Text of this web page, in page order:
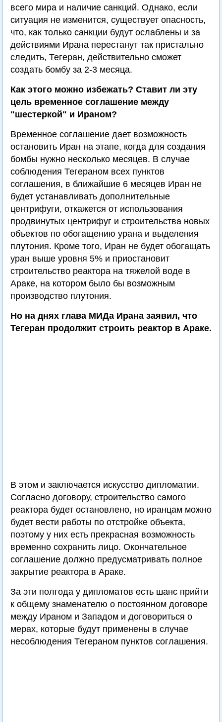
всего мира и наличие санкций. Однако, если
ситуация не изменится, существует опасность,
что, как только санкции будут ослаблены и за
действиями Ирана перестанут так пристально
следить, Тегеран, действительно сможет
создать бомбу за 2-3 месяца.
Как этого можно избежать? Ставит ли эту
цель временное соглашение между
"шестеркой" и Ираном?
Временное соглашение дает возможность
остановить Иран на этапе, когда для создания
бомбы нужно несколько месяцев. В случае
соблюдения Тегераном всех пунктов
соглашения, в ближайшие 6 месяцев Иран не
будет устанавливать дополнительные
центрифуги, откажется от использования
продвинутых центрифуг и строительства новых
объектов по обогащению урана и выделения
плутония. Кроме того, Иран не будет обогащать
уран выше уровня 5% и приостановит
строительство реактора на тяжелой воде в
Араке, на котором было бы возможным
производство плутония.
Но на днях глава МИДа Ирана заявил, что
Тегеран продолжит строить реактор в Араке.
В этом и заключается искусство дипломатии.
Согласно договору, строительство самого
реактора будет остановлено, но иранцам можно
будет вести работы по отстройке объекта,
поэтому у них есть прекрасная возможность
временно сохранить лицо. Окончательное
соглашение должно предусматривать полное
закрытие реактора в Араке.
За эти полгода у дипломатов есть шанс прийти
к общему знаменателю о постоянном договоре
между Ираном и Западом и договориться о
мерах, которые будут применены в случае
несоблюдения Тегераном пунктов соглашения.